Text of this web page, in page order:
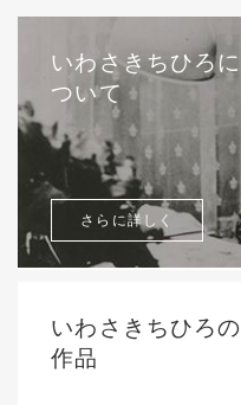
いわさきちひろに
ついて
さらに詳しく
いわさきちひろの
作品